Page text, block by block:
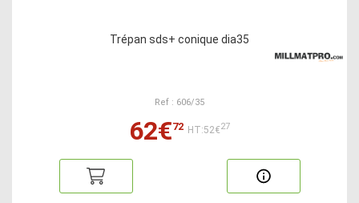
Trépan sds+ conique dia35
Ref : 606/35
62€72 HT:52€27